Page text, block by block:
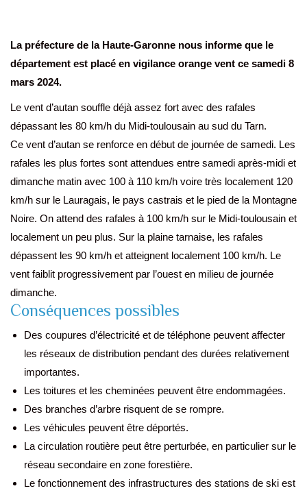
La préfecture de la Haute-Garonne nous informe que le
département est placé en vigilance orange vent ce samedi 8
mars 2024.
Le vent d’autan souffle déjà assez fort avec des rafales
dépassant les 80 km/h du Midi-toulousain au sud du Tarn.
Ce vent d’autan se renforce en début de journée de samedi. Les
rafales les plus fortes sont attendues entre samedi après-midi et
dimanche matin avec 100 à 110 km/h voire très localement 120
km/h sur le Lauragais, le pays castrais et le pied de la Montagne
Noire. On attend des rafales à 100 km/h sur le Midi-toulousain et
localement un peu plus. Sur la plaine tarnaise, les rafales
dépassent les 90 km/h et atteignent localement 100 km/h. Le
vent faiblit progressivement par l’ouest en milieu de journée
dimanche.
Conséquences possibles
Des coupures d’électricité et de téléphone peuvent affecter
les réseaux de distribution pendant des durées relativement
importantes.
Les toitures et les cheminées peuvent être endommagées.
Des branches d’arbre risquent de se rompre.
Les véhicules peuvent être déportés.
La circulation routière peut être perturbée, en particulier sur le
réseau secondaire en zone forestière.
Le fonctionnement des infrastructures des stations de ski est